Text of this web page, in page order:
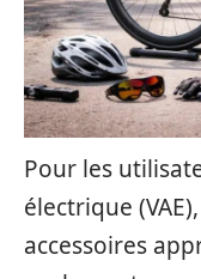
Pour les
électrique
accessoires